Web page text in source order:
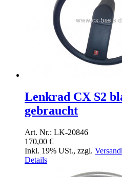
Lenkrad CX S2
gebraucht
Art. Nr.: LK-20846
170,00 €
Inkl. 19% USt., zzgl.
Details